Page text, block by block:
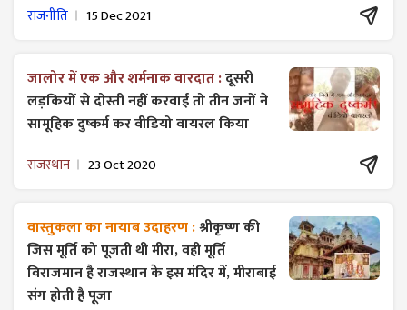
राजनीति 15 Dec 2021
जालोर में एक और शर्मनाक वारदात :दूसरी
लड़कियों से दोस्ती नहीं करवाई तो तीन जनों ने
सामूहिक दुष्कर्म कर वीडियो वायरल किया
राजस्थान 23 Oct 2020
वास्तुकला का नायाब उदाहरण :श्रीकृष्ण की
जिस मूर्ति को पूजती थी मीरा, वही मूर्ति
विराजमान है राजस्थान के इस मंदिर में, मीराबाई
संग होती है पूजा